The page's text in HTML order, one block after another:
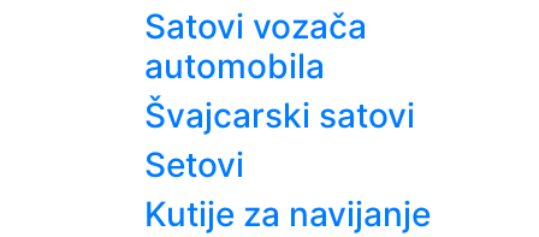
Satovi vozača
automobila
Švajcarski satovi
Setovi
Kutije za navijanje